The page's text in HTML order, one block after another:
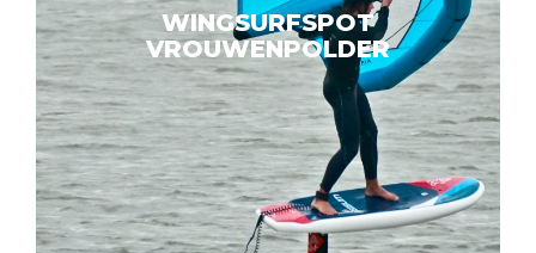
WINGSURFSPOT
VROUWENPOLDER